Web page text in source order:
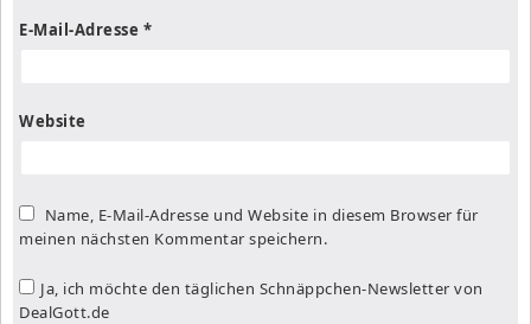
E-Mail-Adresse *
Website
Name, E-Mail-Adresse und Website in diesem Browser für
meinen nächsten Kommentar speichern.
Ja, ich möchte den täglichen Schnäppchen-Newsletter von
DealGott.de